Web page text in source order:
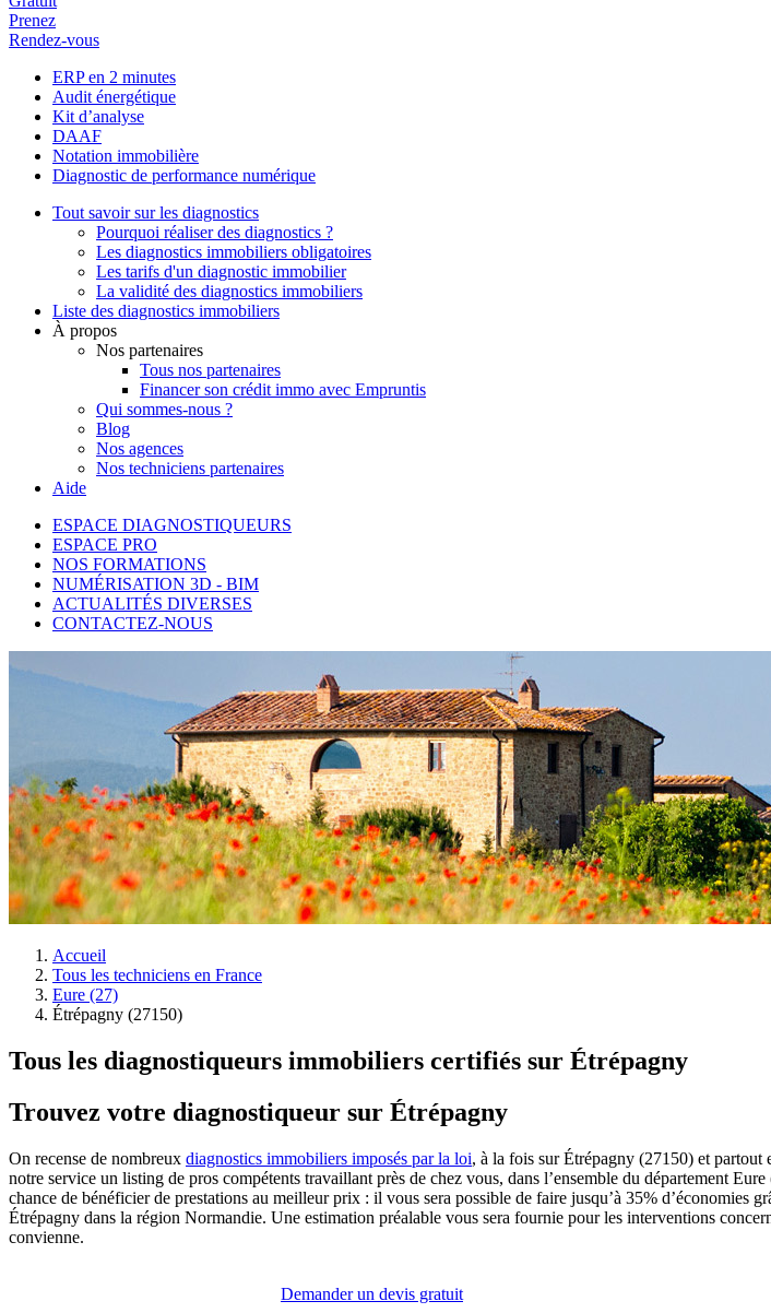
Prenez
Rendez-vous
ERP en 2 minutes
Audit énergétique
Kit d’analyse
DAAF
Notation immobilière
Diagnostic de performance numérique
Tout savoir sur les diagnostics
Pourquoi réaliser des diagnostics ?
Les diagnostics immobiliers obligatoires
Les tarifs d'un diagnostic immobilier
La validité des diagnostics immobiliers
Liste des diagnostics immobiliers
À propos
Nos partenaires
Tous nos partenaires
Financer son crédit immo avec Empruntis
Qui sommes-nous ?
Blog
Nos agences
Nos techniciens partenaires
Aide
ESPACE DIAGNOSTIQUEURS
ESPACE PRO
NOS FORMATIONS
NUMÉRISATION 3D - BIM
ACTUALITÉS DIVERSES
CONTACTEZ-NOUS
Accueil
Tous les techniciens en France
Eure (27)
Étrépagny (27150)
Tous les diagnostiqueurs immobiliers certifiés sur Étrépagny
Trouvez votre diagnostiqueur sur Étrépagny
On recense de nombreux diagnostics immobiliers imposés par la loi, à la fois sur Étrépagny (27150) et partout
notre service un listing de pros compétents travaillant près de chez vous, dans l’ensemble du département
chance de bénéficier de prestations au meilleur prix : il vous sera possible de faire jusqu’à 35% d’économies
Étrépagny dans la région Normandie. Une estimation préalable vous sera fournie pour les interventions
convienne.
Demander un devis gratuit